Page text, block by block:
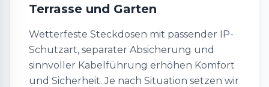
Terrasse und Garten
Wetterfeste Steckdosen mit passender IP-
Schutzart, separater Absicherung und
sinnvoller Kabelführung erhöhen Komfort
und Sicherheit. Je nach Situation setzen wir